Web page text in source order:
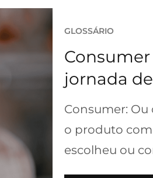
GLOSSÁRIO
jornada
Consumer:
o produto
escolheu ou